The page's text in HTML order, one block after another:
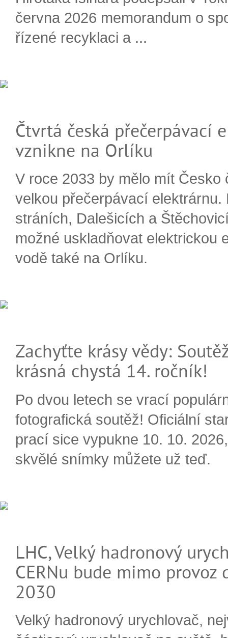
června 2026 memorandum o
řízené recyklaci a ...
Čtvrtá česká přečerpávací
vznikne na Orlíku
V roce 2033 by mělo mít Česko
velkou přečerpávací elektrárnu.
stráních, Dalešicích a
možné uskladňovat elektrickou
vodě také na Orlíku.
Zachyťte krásy vědy:
krásná chystá 14. ročník!
Po dvou letech se vrací
fotografická soutěž! Oficiální
prací sice vypukne 10. 10.
skvělé snímky můžete už teď.
LHC, Velký hadronový
CERNu bude mimo provoz
2030
Velký hadronový urychlovač,